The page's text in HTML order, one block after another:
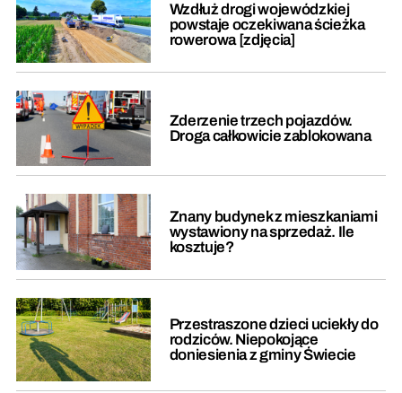
Wzdłuż drogi wojewódzkiej
powstaje oczekiwana ścieżka
rowerowa [zdjęcia]
Zderzenie trzech pojazdów.
Droga całkowicie zablokowana
Znany budynek z mieszkaniami
wystawiony na sprzedaż. Ile
kosztuje?
Przestraszone dzieci uciekły do
rodziców. Niepokojące
doniesienia z gminy Świecie